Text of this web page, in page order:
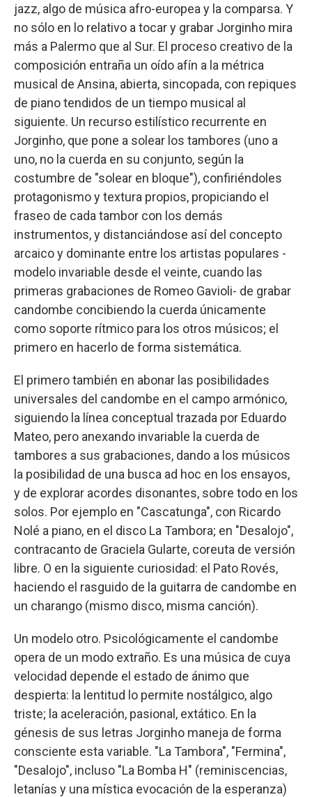
jazz, algo de música afro-europea y la comparsa. Y
no sólo en lo relativo a tocar y grabar Jorginho mira
más a Palermo que al Sur. El proceso creativo de la
composición entraña un oído afín a la métrica
musical de Ansina, abierta, sincopada, con repiques
de piano tendidos de un tiempo musical al
siguiente. Un recurso estilístico recurrente en
Jorginho, que pone a solear los tambores (uno a
uno, no la cuerda en su conjunto, según la
costumbre de "solear en bloque"), confiriéndoles
protagonismo y textura propios, propiciando el
fraseo de cada tambor con los demás
instrumentos, y distanciándose así del concepto
arcaico y dominante entre los artistas populares -
modelo invariable desde el veinte, cuando las
primeras grabaciones de Romeo Gavioli- de grabar
candombe concibiendo la cuerda únicamente
como soporte rítmico para los otros músicos; el
primero en hacerlo de forma sistemática.
El primero también en abonar las posibilidades
universales del candombe en el campo armónico,
siguiendo la línea conceptual trazada por Eduardo
Mateo, pero anexando invariable la cuerda de
tambores a sus grabaciones, dando a los músicos
la posibilidad de una busca ad hoc en los ensayos,
y de explorar acordes disonantes, sobre todo en los
solos. Por ejemplo en "Cascatunga", con Ricardo
Nolé a piano, en el disco La Tambora; en "Desalojo",
contracanto de Graciela Gularte, coreuta de versión
libre. O en la siguiente curiosidad: el Pato Rovés,
haciendo el rasguido de la guitarra de candombe en
un charango (mismo disco, misma canción).
Un modelo otro. Psicológicamente el candombe
opera de un modo extraño. Es una música de cuya
velocidad depende el estado de ánimo que
despierta: la lentitud lo permite nostálgico, algo
triste; la aceleración, pasional, extático. En la
génesis de sus letras Jorginho maneja de forma
consciente esta variable. "La Tambora", "Fermina",
"Desalojo", incluso "La Bomba H" (reminiscencias,
letanías y una mística evocación de la esperanza)